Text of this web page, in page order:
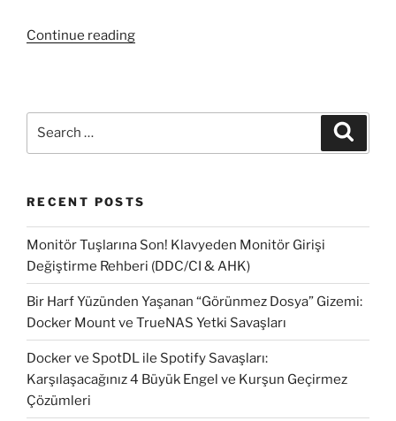
Continue reading“SCCM
olduğu
makinelerin
Query
ile
Collectiona
alınması”
RECENT POSTS
Monitör Tuşlarına Son! Klavyeden Monitör Girişi
Değiştirme Rehberi (DDC/CI & AHK)
Bir Harf Yüzünden Yaşanan “Görünmez Dosya” Gizemi:
Docker Mount ve TrueNAS Yetki Savaşları
Docker ve SpotDL ile Spotify Savaşları:
Karşılaşacağınız 4 Büyük Engel ve Kurşun Geçirmez
Çözümleri